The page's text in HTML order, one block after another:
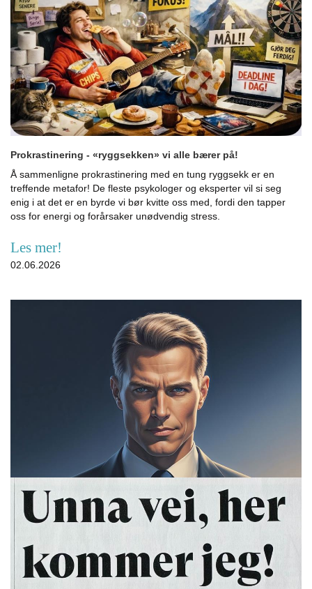
Prokrastinering - «ryggsekken» vi alle bærer på!
Å sammenligne prokrastinering med en tung ryggsekk er en
treffende metafor! De fleste psykologer og eksperter vil si seg
enig i at det er en byrde vi bør kvitte oss med, fordi den tapper
oss for energi og forårsaker unødvendig stress.
Les mer!
02.06.2026